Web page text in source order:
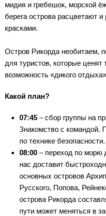
мидия и гребешок, морской
берега острова расцветают
красками.
Остров Рикорда необитаем,
для туристов, которые
возможность «дикого
Какой план?
07:45 – сбор группы на
Знакомство с командой.
по технике безопасности.
08:00 – переход по морю
нас доставит
основных островов
Русского, Попова,
острова Рикорда
пути может меняться в